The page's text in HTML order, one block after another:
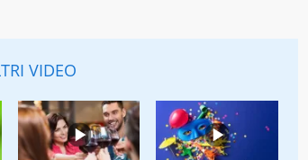
VIDEO